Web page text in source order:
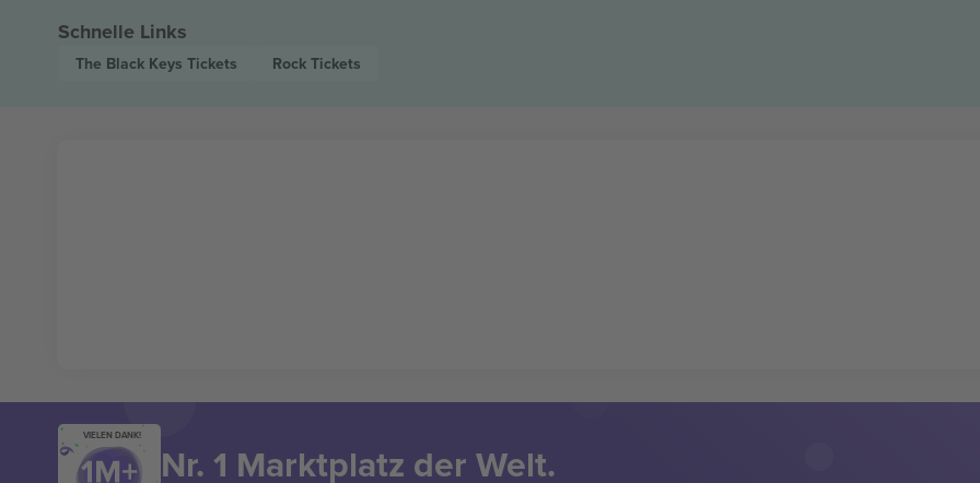
Schnelle Links
The Black Keys Tickets Rock Tickets
VIELEN DANK!
Nr. 1 Marktplatz der Welt.